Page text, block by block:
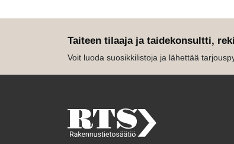
Taiteen tilaaja ja taidekonsultti,
Voit luoda suosikkilistoja ja lähettää